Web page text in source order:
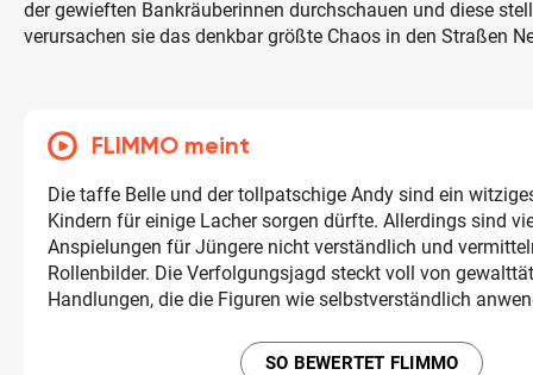
der gewieften Bankräuberinnen durchschauen und diese
verursachen sie das denkbar größte Chaos in den Straßen
FLIMMO meint
Die taffe Belle und der tollpatschige Andy sind ein
Kindern für einige Lacher sorgen dürfte. Allerdings sind
Anspielungen für Jüngere nicht verständlich und
Rollenbilder. Die Verfolgungsjagd steckt voll von
Handlungen, die die Figuren wie selbstverständlich
SO BEWERTET FLIMMO